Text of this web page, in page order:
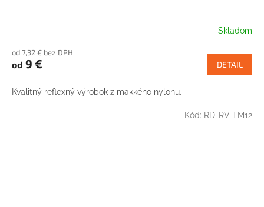
Skladom
od 7,32 € bez DPH
od 9 € DETAIL
Kvalitný reflexný výrobok z mäkkého nylonu.
Kód: RD-RV-TM12